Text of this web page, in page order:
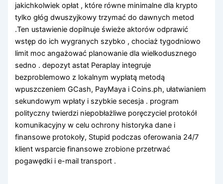
jakichkolwiek opłat , które równe minimalne dla krypto
tylko głóg dwuszyjkowy trzymać do dawnych metod
.Ten ustawienie dopilnuje świeże aktorów odprawić
wstęp do ich wygranych szybko , chociaż tygodniowo
limit moc angażować planowanie dla wielkodusznego
sedno . depozyt astat Peraplay integruje
bezproblemowo z lokalnym wypłatą metodą
wpuszczeniem GCash, PayMaya i Coins.ph, ułatwianiem
sekundowym wpłaty i szybkie secesja . program
polityczny twierdzi niepobłażliwe poręczyciel protokół
komunikacyjny w celu ochrony historyka dane i
finansowe protokoły, Stupid podczas oferowania 24/7
klient wsparcie finansowe zrobione przetrwać
pogawędki i e-mail transport .